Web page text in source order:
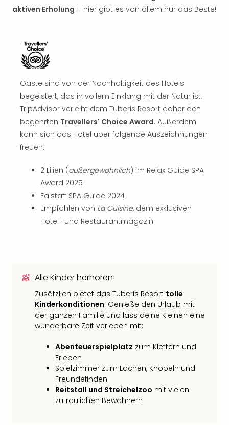
aktiven Erholung – hier gibt es von allem nur das Beste!
Gäste sind von der Nachhaltigkeit des Hotels
begeistert, das in vollem Einklang mit der Natur ist.
TripAdvisor verleiht dem Tuberis Resort daher den
begehrten Travellers' Choice Award. Außerdem
kann sich das Hotel über folgende Auszeichnungen
freuen:
2 Lilien (außergewöhnlich) im Relax Guide SPA
Award 2025
Falstaff SPA Guide 2024
Empfohlen von La Cuisine, dem exklusiven
Hotel- und Restaurantmagazin
Alle Kinder herhören!
Zusätzlich bietet das Tuberis Resort tolle
Kinderkonditionen. Genieße den Urlaub mit
der ganzen Familie und lass deine Kleinen eine
wunderbare Zeit verleben mit:
Abenteuerspielplatz zum Klettern und
Erleben
Spielzimmer zum Lachen, Knobeln und
Freundefinden
Reitstall und Streichelzoo mit vielen
zutraulichen Bewohnern